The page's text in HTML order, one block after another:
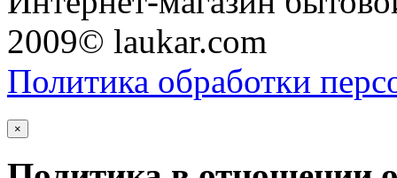
2009© laukar.com
Политика обработки
×